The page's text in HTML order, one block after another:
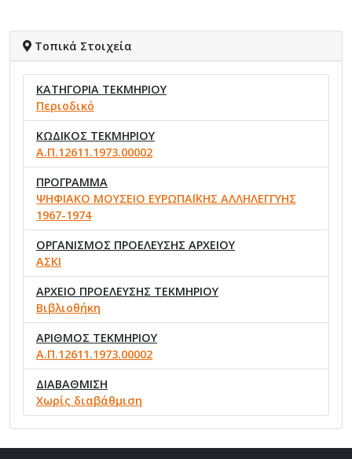
Τοπικά Στοιχεία
ΚΑΤΗΓΟΡΙΑ ΤΕΚΜΗΡΙΟΥ
Περιοδικό
ΚΩΔΙΚΟΣ ΤΕΚΜΗΡΙΟΥ
Α.Π.12611.1973.00002
ΠΡΟΓΡΑΜΜΑ
ΨΗΦΙΑΚΟ ΜΟΥΣΕΙΟ ΕΥΡΩΠΑΪΚΗΣ ΑΛΛΗΛΕΓΓΥΗΣ
1967-1974
ΟΡΓΑΝΙΣΜΟΣ ΠΡΟΕΛΕΥΣΗΣ ΑΡΧΕΙΟΥ
ΑΣΚΙ
ΑΡΧΕΙΟ ΠΡΟΕΛΕΥΣΗΣ ΤΕΚΜΗΡΙΟΥ
Βιβλιοθήκη
ΑΡΙΘΜΟΣ ΤΕΚΜΗΡΙΟΥ
Α.Π.12611.1973.00002
ΔΙΑΒΑΘΜΙΣΗ
Χωρίς διαβάθμιση